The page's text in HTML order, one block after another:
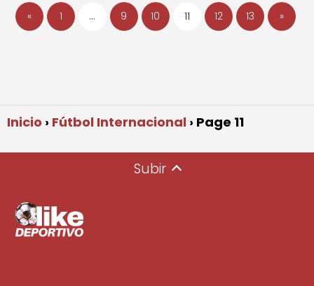
« 1 … 9 10 11 12 13 »
Inicio Fútbol Internacional Page 11
Subir